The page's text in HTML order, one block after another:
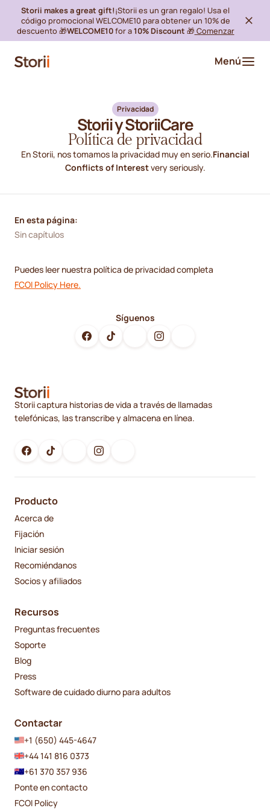
Storii makes a great gift!¡Storii es un gran regalo! Usa el
código promocional WELCOME10 para obtener un 10% de
descuento 🎁WELCOME10for a10% Discount 🎁 Comenzar
Menú
Privacidad
Storii y StoriiCare
Política de privacidad
En Storii, nos tomamos la privacidad muy en serio.Financial
Conflicts of Interestvery seriously.
En esta página:
Sin capítulos
Puedes leer nuestra política de privacidad completa
FCOI Policy Here.
Síguenos
Storii captura historias de vida a través de llamadas
telefónicas, las transcribe y almacena en línea.
Producto
Acerca de
Fijación
Iniciar sesión
Recomiéndanos
Socios y afiliados
Recursos
Preguntas frecuentes
Soporte
Blog
Press
Software de cuidado diurno para adultos
Contactar
+1 (650) 445-4647
+44 141 816 0373
+61 370 357 936
Ponte en contacto
FCOI Policy